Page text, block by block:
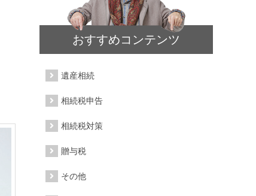
おすすめコンテンツ
遺産相続
相続税申告
相続税対策
贈与税
その他